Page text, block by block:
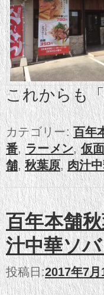
これからも
カテゴリー: 百年
番,ラーメン,仮
舗,秋葉原,肉汁
百年本舗
汁中華ソ
投稿日:2017年7月